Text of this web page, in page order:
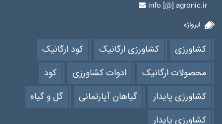
info [@] agronic.ir
ابرواژه
کشاورزی کشاورزی ارگانیک
کود ارگانیک
محصولات ارگانیک
ادوات کشاورزی
کود
کشاورزی پایدار
گیاهان آپارتمانی
گل و گیاه
کشاورزی پایدار